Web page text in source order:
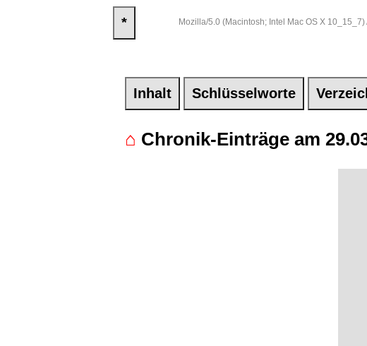
* Mozilla/5.0 (Macintosh; Intel Mac OS X
Inhalt Schlüsselworte
⌂ Chronik-Einträge am